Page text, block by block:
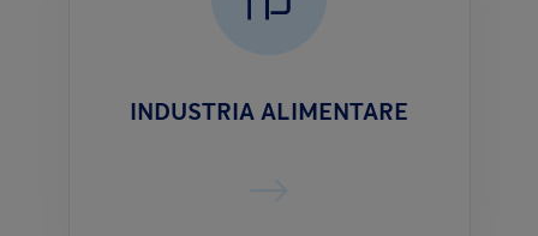
INDUSTRIA ALIMENTARE